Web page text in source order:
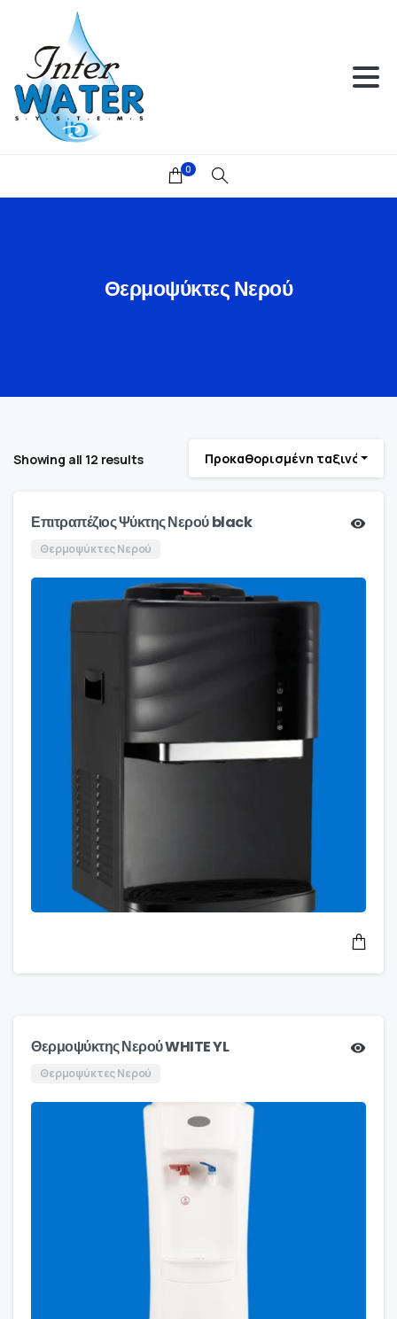
0
ΘερμοψύκτεςΝερού
Showing all 12 results Προκαθορισμένη ταξινόμηση
Επιτραπέζιος Ψύκτης Νερού black
Θερμοψύκτες Νερού
Θερμοψύκτης Νερού WHITE YL
Θερμοψύκτες Νερού